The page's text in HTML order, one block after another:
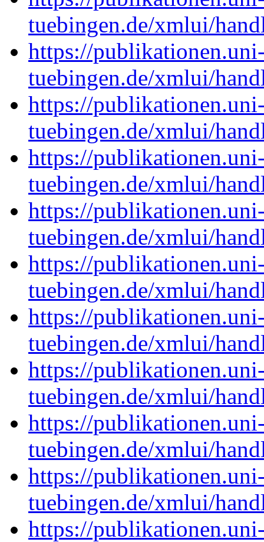
tuebingen.de/xmlui/
https://
tuebingen.de/xmlui/
https://
tuebingen.de/xmlui/
https://
tuebingen.de/xmlui/
https://
tuebingen.de/xmlui/
https://
tuebingen.de/xmlui/
https://
tuebingen.de/xmlui/
https://
tuebingen.de/xmlui/
https://
tuebingen.de/xmlui/
https://
tuebingen.de/xmlui/
https://